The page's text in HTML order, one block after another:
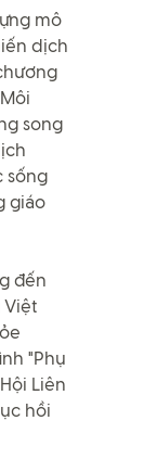
mô
dịch
song
sống
giáo
đến
Việt
"Phụ
Liên
hồi